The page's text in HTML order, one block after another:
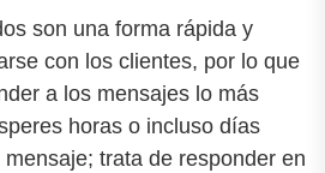
son una forma rápida y
con los clientes, por lo que
a los mensajes lo más
horas o incluso días
trata de responder en